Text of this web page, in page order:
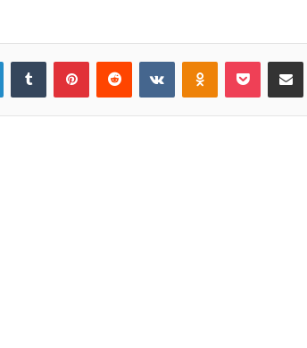
LinkedInTumblr PinterestReddit VKontakteOdnoklassniki
Pocket